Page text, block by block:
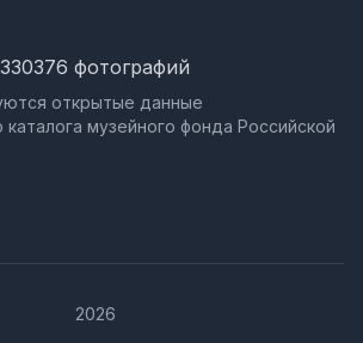
фотографий
открытые данные
каталога музейного фонда Российской
2026